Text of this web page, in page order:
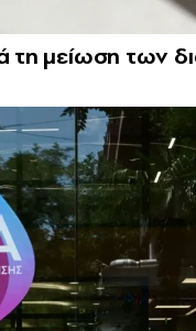
τη μείωση των